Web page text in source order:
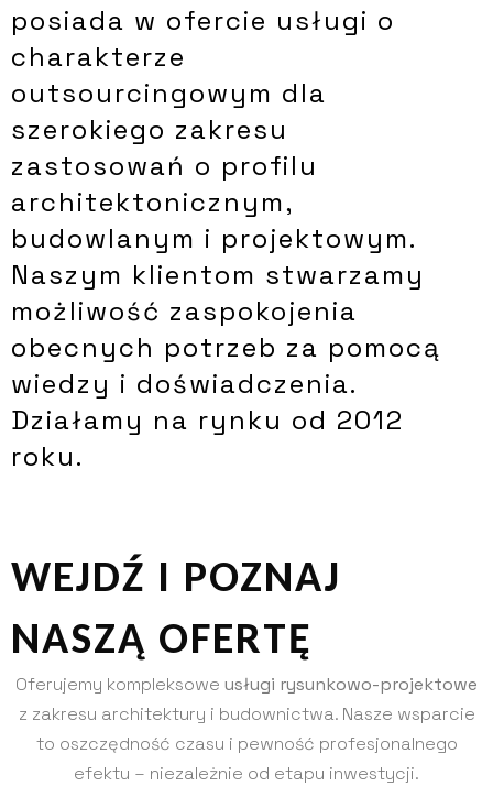
posiada w ofercie usługi o
charakterze
outsourcingowym dla
szerokiego zakresu
zastosowań o profilu
architektonicznym,
budowlanym i projektowym.
Naszym klientom stwarzamy
możliwość zaspokojenia
obecnych potrzeb za pomocą
wiedzy i doświadczenia.
Działamy na rynku od 2012
roku.
WEJDŹ I POZNAJ
NASZĄ OFERTĘ
Oferujemy kompleksowe usługi rysunkowo-projektowe
z zakresu architektury i budownictwa. Nasze wsparcie
to oszczędność czasu i pewność profesjonalnego
efektu – niezależnie od etapu inwestycji.